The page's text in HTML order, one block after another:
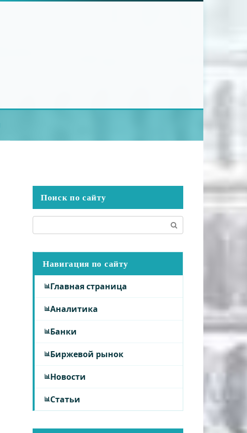
Поиск по сайту
Навигация по сайту
Главная страница
Аналитика
Банки
Биржевой рынок
Новости
Статьи